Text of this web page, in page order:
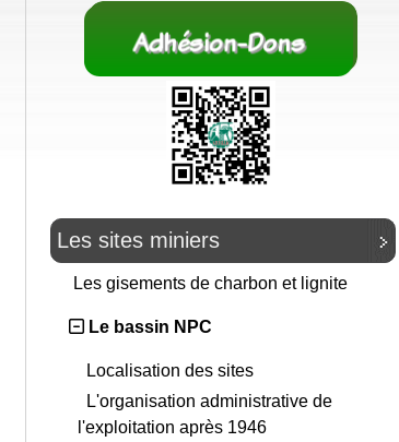
Les sites miniers
Les gisements de charbon et lignite
Le bassin NPC
Localisation des sites
L'organisation administrative de
l'exploitation après 1946